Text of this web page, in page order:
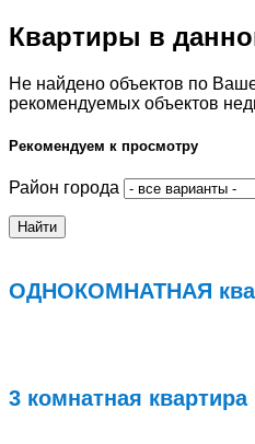
Квартиры в
Не найдено объектов по
рекомендуемых объектов
Рекомендуем к просмотру
Район города
ОДНОКОМНАТНАЯ
3 комнатная